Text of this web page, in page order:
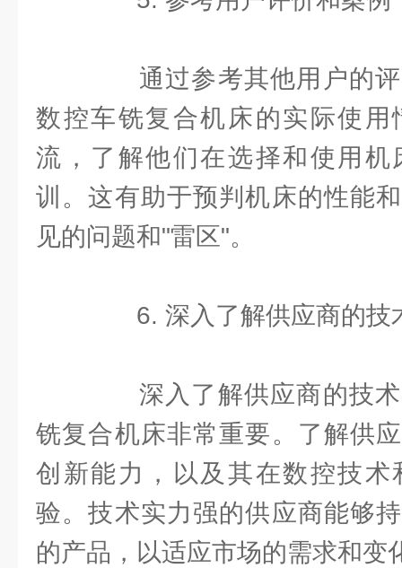
通过参考其他用户的评
数控车铣复合机床的实际使用
流，了解他们在选择和使用机
训。这有助于预判机床的性能
见的问题和"雷区"。
6. 深入了解供应商的技
深入了解供应商的技术
铣复合机床非常重要。了解供
创新能力，以及其在数控技术
验。技术实力强的供应商能够
的产品，以适应市场的需求和变